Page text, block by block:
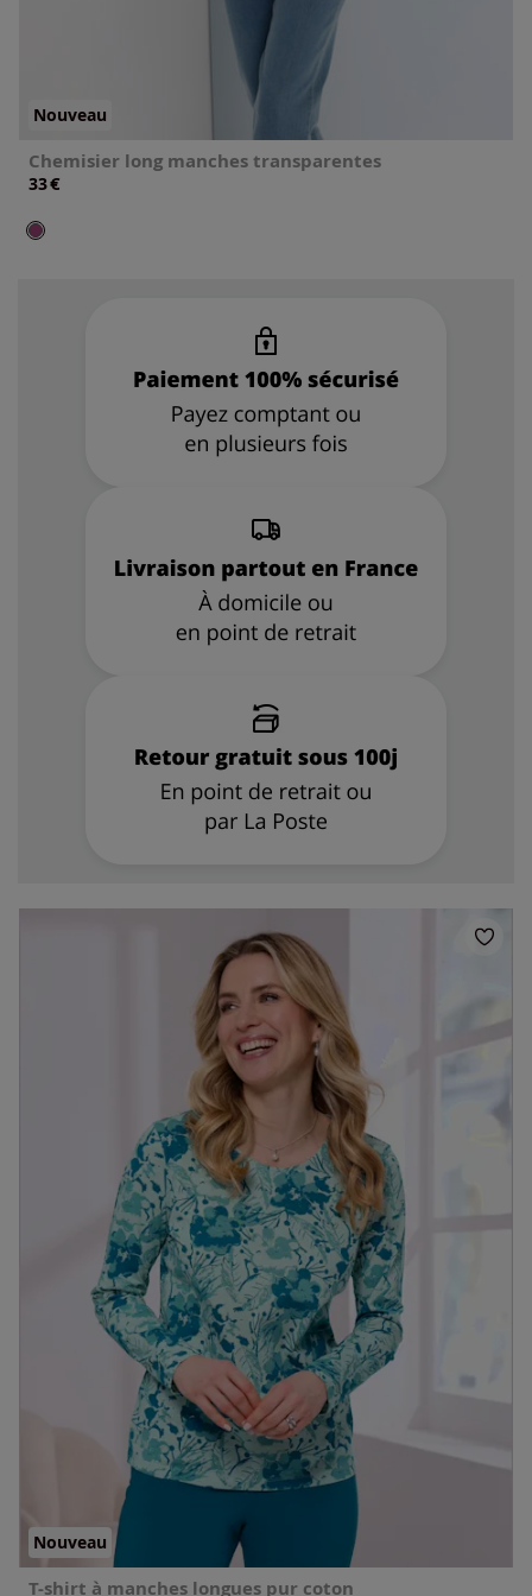
Nouveau
Chemisier long manches transparentes
33€
Nouveau
T-shirt à manches longues pur coton